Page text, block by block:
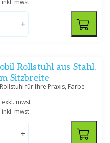
inkl. mwst.
+
Rollstuhl aus Stahl,
Sitzbreite
für Ihre Praxis, Farbe
exkl. mwst
inkl. mwst.
+